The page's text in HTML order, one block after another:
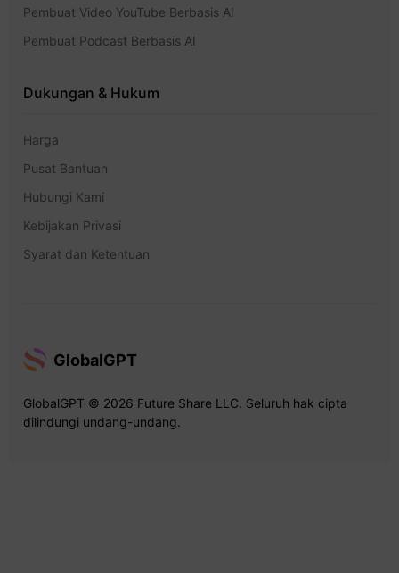
Pembuat Video YouTube Berbasis AI
Pembuat Podcast Berbasis AI
Dukungan & Hukum
Harga
Pusat Bantuan
Hubungi Kami
Kebijakan Privasi
Syarat dan Ketentuan
GlobalGPT
GlobalGPT © 2026 Future Share LLC. Seluruh hak cipta
dilindungi undang-undang.